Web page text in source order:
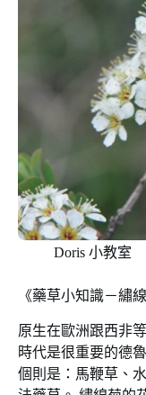
Doris 小教室
《藥草小知識－繡線
原生在歐洲跟西非
時代是很重要的德
個則是：馬鞭草、